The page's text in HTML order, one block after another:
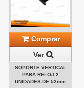
Comprar
Ver
SOPORTE VERTICAL
PARA RELOJ 2
UNIDADES DE 52mm